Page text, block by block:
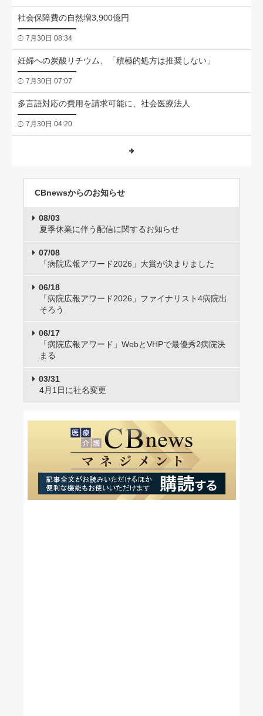
社会保障費の自然増3,900億円
7月30日 08:34
妊婦への炭酸リチウム、「積極的処方は推奨しない」
7月30日 07:07
多言語対応の費用を請求可能に、社会医療法人
7月30日 04:20
CBnewsからのお知らせ
08/03
夏季休業に伴う配信に関するお知らせ
07/08
「病院広報アワード2026」大賞が決まりました
06/18
「病院広報アワード2026」ファイナリスト4病院出
そろう
06/17
「病院広報アワード」WebとVHPで最優秀2病院決
まる
03/31
4月1日に社名変更